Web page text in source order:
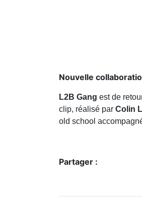
Nouvelle
L2B Gang est de
clip, réalisé par Colin
old school
Partager :